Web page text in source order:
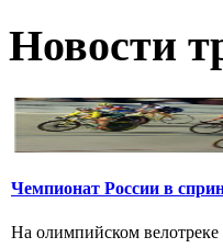
Новости
Чемпионат России в
На олимпийском